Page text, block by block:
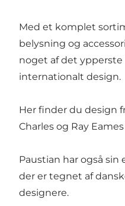
Med et komplet
belysning og
noget af det
internationalt design.
Her finder du design
Charles og Ray
Paustian har også
der er tegnet af
designere.